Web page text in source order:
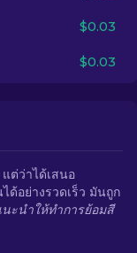
$0.03
$0.03
ต่ว่าได้เสนอ
อย่างรวดเร็ว มันถูก
ะนำให้ทำการย้อมสี